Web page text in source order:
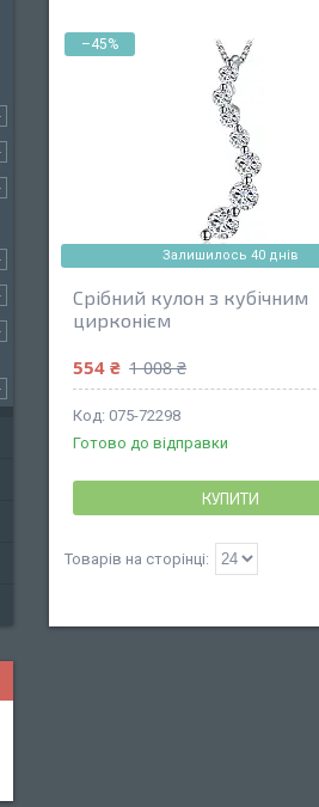
–45%
Залишилось 40 днів
Срібний кулон з кубічним
цирконієм
554 ₴ 1 008 ₴
075-72298
Готово до відправки
КУПИТИ